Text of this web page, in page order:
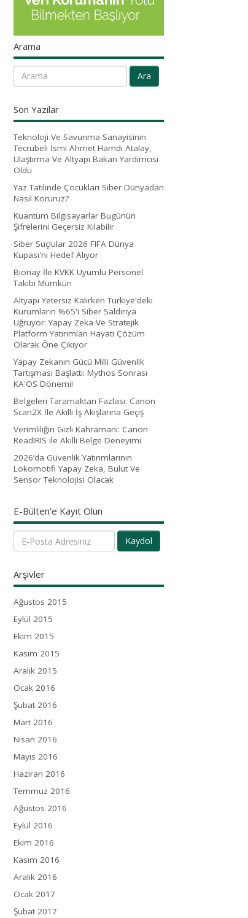
Arama
Ara
Son Yazılar
Teknoloji Ve Savunma Sanayisinin
Tecrübeli İsmi Ahmet Hamdi Atalay,
Ulaştırma Ve Altyapı Bakan Yardımcısı
Oldu
Yaz Tatilinde Çocukları Siber Dünyadan
Nasıl Koruruz?
Kuantum Bilgisayarlar Bugünün
Şifrelerini Geçersiz Kılabilir
Siber Suçlular 2026 FIFA Dünya
Kupası'nı Hedef Alıyor
Bionay İle KVKK Uyumlu Personel
Takibi Mümkün
Altyapı Yetersiz Kalırken Türkiye'deki
Kurumların %65'i Siber Saldırıya
Uğruyor: Yapay Zeka Ve Stratejik
Platform Yatırımları Hayati Çözüm
Olarak Öne Çıkıyor
Yapay Zekanın Gücü Milli Güvenlik
Tartışması Başlattı: Mythos Sonrası
KA'OS Dönemi!
Belgeleri Taramaktan Fazlası: Canon
Scan2X İle Akıllı İş Akışlarına Geçiş
Verimliliğin Gizli Kahramanı: Canon
ReadIRIS ile Akıllı Belge Deneyimi
2026’da Güvenlik Yatırımlarının
Lokomotifi Yapay Zeka, Bulut Ve
Sensor Teknolojisi Olacak
E-Bülten'e Kayıt Olun
Kaydol
Arşivler
Ağustos 2015
Eylül 2015
Ekim 2015
Kasım 2015
Aralık 2015
Ocak 2016
Şubat 2016
Mart 2016
Nisan 2016
Mayıs 2016
Haziran 2016
Temmuz 2016
Ağustos 2016
Eylül 2016
Ekim 2016
Kasım 2016
Aralık 2016
Ocak 2017
Şubat 2017